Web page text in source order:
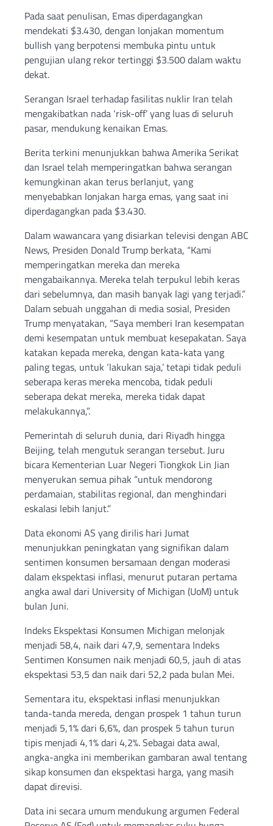
Pada saat penulisan, Emas diperdagangkan
mendekati $3.430, dengan lonjakan momentum
bullish yang berpotensi membuka pintu untuk
pengujian ulang rekor tertinggi $3.500 dalam waktu
dekat.
Serangan Israel terhadap fasilitas nuklir Iran telah
mengakibatkan nada ‘risk-off’ yang luas di seluruh
pasar, mendukung kenaikan Emas.
Berita terkini menunjukkan bahwa Amerika Serikat
dan Israel telah memperingatkan bahwa serangan
kemungkinan akan terus berlanjut, yang
menyebabkan lonjakan harga emas, yang saat ini
diperdagangkan pada $3.430.
Dalam wawancara yang disiarkan televisi dengan ABC
News, Presiden Donald Trump berkata, “Kami
memperingatkan mereka dan mereka
mengabaikannya. Mereka telah terpukul lebih keras
dari sebelumnya, dan masih banyak lagi yang terjadi.”
Dalam sebuah unggahan di media sosial, Presiden
Trump menyatakan, “Saya memberi Iran kesempatan
demi kesempatan untuk membuat kesepakatan. Saya
katakan kepada mereka, dengan kata-kata yang
paling tegas, untuk ‘lakukan saja,’ tetapi tidak peduli
seberapa keras mereka mencoba, tidak peduli
seberapa dekat mereka, mereka tidak dapat
melakukannya,”.
Pemerintah di seluruh dunia, dari Riyadh hingga
Beijing, telah mengutuk serangan tersebut. Juru
bicara Kementerian Luar Negeri Tiongkok Lin Jian
menyerukan semua pihak “untuk mendorong
perdamaian, stabilitas regional, dan menghindari
eskalasi lebih lanjut.”
Data ekonomi AS yang dirilis hari Jumat
menunjukkan peningkatan yang signifikan dalam
sentimen konsumen bersamaan dengan moderasi
dalam ekspektasi inflasi, menurut putaran pertama
angka awal dari University of Michigan (UoM) untuk
bulan Juni.
Indeks Ekspektasi Konsumen Michigan melonjak
menjadi 58,4, naik dari 47,9, sementara Indeks
Sentimen Konsumen naik menjadi 60,5, jauh di atas
ekspektasi 53,5 dan naik dari 52,2 pada bulan Mei.
Sementara itu, ekspektasi inflasi menunjukkan
tanda-tanda mereda, dengan prospek 1 tahun turun
menjadi 5,1% dari 6,6%, dan prospek 5 tahun turun
tipis menjadi 4,1% dari 4,2%. Sebagai data awal,
angka-angka ini memberikan gambaran awal tentang
sikap konsumen dan ekspektasi harga, yang masih
dapat direvisi.
Data ini secara umum mendukung argumen Federal